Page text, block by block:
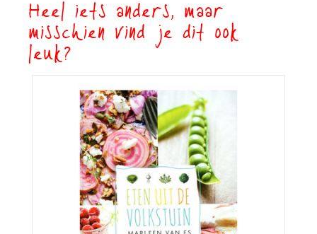
Heel iets anders, maar
misschien vind je dit ook
leuk?